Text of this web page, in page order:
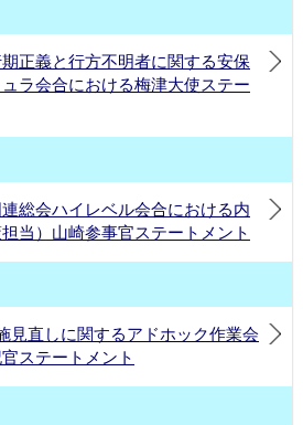
正義と行方不明者に関する安保
ラ会合における梅津大使ステー
総会ハイレベル会合における内
当）山崎参事官ステートメント
見直しに関するアドホック作業会
ステートメント